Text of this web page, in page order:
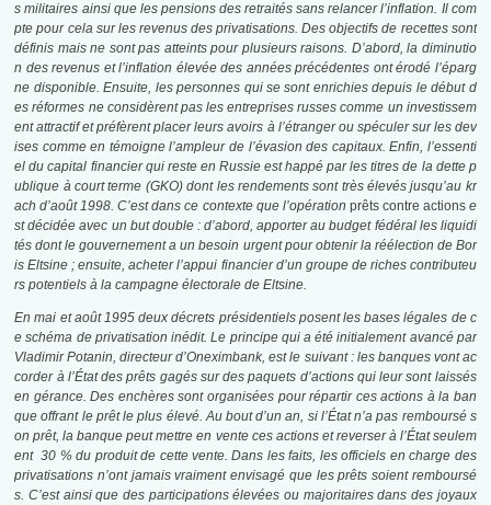
s militaires ainsi que les pensions des retraités sans relancer l’inflation. Il com
pte pour cela sur les revenus des privatisations. Des objectifs de recettes sont
définis mais ne sont pas atteints pour plusieurs raisons. D’abord, la diminutio
n des revenus et l’inflation élevée des années précédentes ont érodé l’éparg
ne disponible. Ensuite, les personnes qui se sont enrichies depuis le début d
es réformes ne considèrent pas les entreprises russes comme un investissem
ent attractif et préfèrent placer leurs avoirs à l’étranger ou spéculer sur les dev
ises comme en témoigne l’ampleur de l’évasion des capitaux. Enfin, l’essenti
el du capital financier qui reste en Russie est happé par les titres de la dette p
ublique à court terme (GKO) dont les rendements sont très élevés jusqu’au kr
ach d’août 1998. C’est dans ce contexte que l’opération prêts contre actionse
st décidée avec un but double : d’abord, apporter au budget fédéral les liquidi
tés dont le gouvernement a un besoin urgent pour obtenir la réélection de Bor
is Eltsine ; ensuite, acheter l’appui financier d’un groupe de riches contributeu
rs potentiels à la campagne électorale de Eltsine.
En mai et août 1995 deux décrets présidentiels posent les bases légales de c
e schéma de privatisation inédit. Le principe qui a été initialement avancé par
Vladimir Potanin, directeur d’Oneximbank, est le suivant : les banques vont ac
corder à l’État des prêts gagés sur des paquets d’actions qui leur sont laissés
en gérance. Des enchères sont organisées pour répartir ces actions à la ban
que offrant le prêt le plus élevé. Au bout d’un an, si l’État n’a pas remboursé s
on prêt, la banque peut mettre en vente ces actions et reverser à l’État seulem
ent 30 % du produit de cette vente. Dans les faits, les officiels en charge des
privatisations n’ont jamais vraiment envisagé que les prêts soient remboursé
s. C’est ainsi que des participations élevées ou majoritaires dans des joyaux